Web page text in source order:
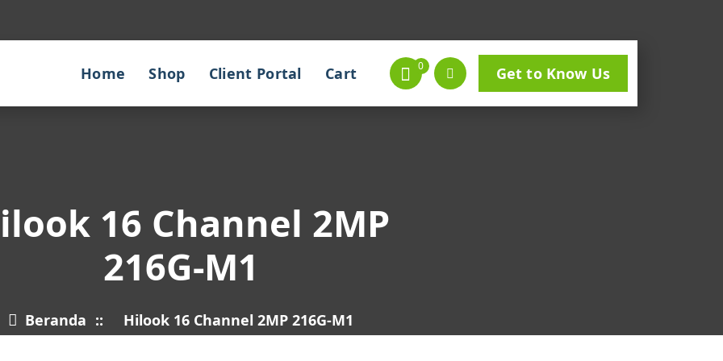
Home Shop Client Portal Cart 0 Get to Know Us
16 Channel 2MP
216G-M1
Beranda :: Hilook 16 Channel 2MP 216G-M1